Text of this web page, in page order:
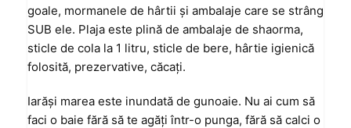
goale, mormanele de hârtii şi ambalaje care se strâng
SUB ele. Plaja este plină de ambalaje de shaorma,
sticle de cola la 1 litru, sticle de bere, hârtie igienică
folosită, prezervative, căcaţi.
Iarăşi marea este inundată de gunoaie. Nu ai cum să
faci o baie fără să te agăţi într-o punga, fără să calci o